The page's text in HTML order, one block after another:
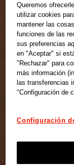
Queremos
utilizar cookies
mantener las
funciones de las
sus preferencias
en "Aceptar" si
"Rechazar" para
más información
las transferencias
"Configuración de
Configuración